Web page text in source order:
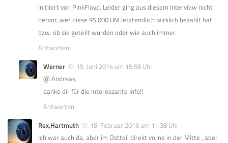
initiiert von PinkFloyd. Leider ging aus diesem Interview nicht
hervor, wer diese 95.000 DM letztendlich wirklich bezahlt hat
bzw. ob sie geteilt wurden oder wie auch immer.
Antworten
Werner
15. Juni 2014 um 15:58 Uhr
@ Andreas,
danke dir für die interessante Info!!
Antworten
Rex,Hartmuth
15. Februar 2015 um 11:38 Uhr
Ich war auch da, aber im Ostteil direkt vorne in der Mitte , aber